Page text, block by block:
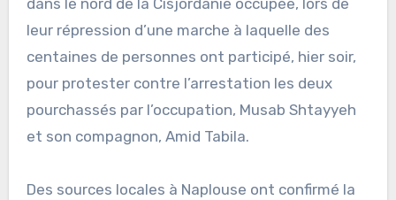
dans le nord de la Cisjordanie occupée, lors de
leur répression d’une marche à laquelle des
centaines de personnes ont participé, hier soir,
pour protester contre l’arrestation les deux
pourchassés par l’occupation, Musab Shtayyeh
et son compagnon, Amid Tabila.
Des sources locales à Naplouse ont confirmé la